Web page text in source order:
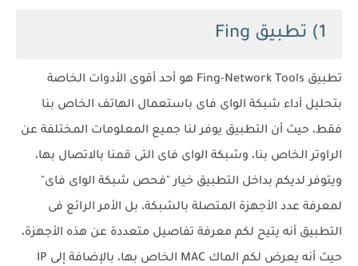
1) تطبيق Fing
تطبيق Fing-Network Tools هو أحد أقوى الأدوات الخاصة
بتحليل أداء شبكة الواى فاى باستعمال الهاتف الخاص بنا
فقط، حيث أن التطبيق يوفر لنا جميع المعلومات المختلفة عن
الراوتر الخاص بنا، وشبكة الواى فاى التى قمنا بالاتصال بها،
ويتوفر لديكم بداخل التطبيق خيار "فحص شبكة الواى فاى"
لمعرفة عدد الأجهزة المتصلة بالشبكة، بل الأمر الرائع فى
التطبيق أنه يتيح لكم معرفة تفاصيل متعددة عن هذه الأجهزة،
حيث أنه يعرض لكم الماك MAC الخاص بها، بالإضافة إلى IP